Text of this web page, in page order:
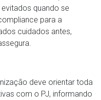
quando se
para a
cuidados antes,
deve orientar toda
com o PJ, informando